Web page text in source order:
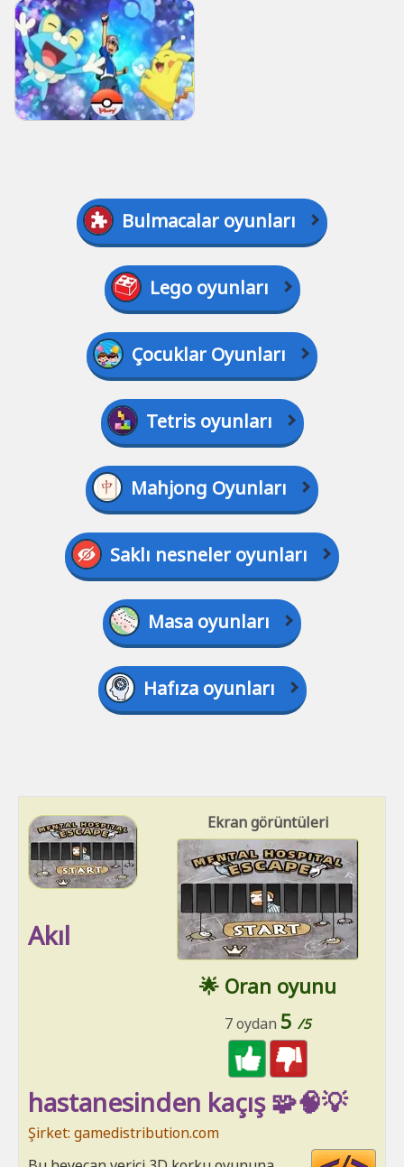
Bulmacalar oyunları
Lego oyunları
Çocuklar Oyunları
Tetris oyunları
Mahjong Oyunları
Saklı nesneler oyunları
Masa oyunları
Hafıza oyunları
Ekran görüntüleri
🌟 Oran oyunu
7 oydan 5 /5
Akıl
hastanesinden kaçış 🧩🧠💡
Şirket: gamedistribution.com